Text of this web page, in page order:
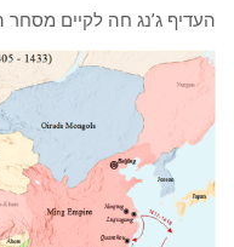
העדיף ג’נג חה לקיים מסחר